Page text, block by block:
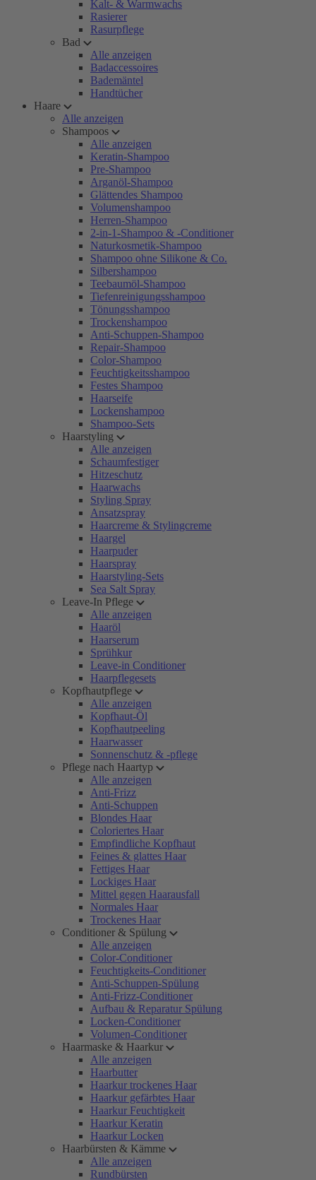
Kalt- & Warmwachs
Rasierer
Rasurpflege
Bad
Alle anzeigen
Badaccessoires
Bademäntel
Handtücher
Haare
Alle anzeigen
Shampoos
Alle anzeigen
Keratin-Shampoo
Pre-Shampoo
Arganöl-Shampoo
Glättendes Shampoo
Volumenshampoo
Herren-Shampoo
2-in-1-Shampoo & -Conditioner
Naturkosmetik-Shampoo
Shampoo ohne Silikone & Co.
Silbershampoo
Teebaumöl-Shampoo
Tiefenreinigungsshampoo
Tönungsshampoo
Trockenshampoo
Anti-Schuppen-Shampoo
Repair-Shampoo
Color-Shampoo
Feuchtigkeitsshampoo
Festes Shampoo
Haarseife
Lockenshampoo
Shampoo-Sets
Haarstyling
Alle anzeigen
Schaumfestiger
Hitzeschutz
Haarwachs
Styling Spray
Ansatzspray
Haarcreme & Stylingcreme
Haargel
Haarpuder
Haarspray
Haarstyling-Sets
Sea Salt Spray
Leave-In Pflege
Alle anzeigen
Haaröl
Haarserum
Sprühkur
Leave-in Conditioner
Haarpflegesets
Kopfhautpflege
Alle anzeigen
Kopfhaut-Öl
Kopfhautpeeling
Haarwasser
Sonnenschutz & -pflege
Pflege nach Haartyp
Alle anzeigen
Anti-Frizz
Anti-Schuppen
Blondes Haar
Coloriertes Haar
Empfindliche Kopfhaut
Feines & glattes Haar
Fettiges Haar
Lockiges Haar
Mittel gegen Haarausfall
Normales Haar
Trockenes Haar
Conditioner & Spülung
Alle anzeigen
Color-Conditioner
Feuchtigkeits-Conditioner
Anti-Schuppen-Spülung
Anti-Frizz-Conditioner
Aufbau & Reparatur Spülung
Locken-Conditioner
Volumen-Conditioner
Haarmaske & Haarkur
Alle anzeigen
Haarbutter
Haarkur trockenes Haar
Haarkur gefärbtes Haar
Haarkur Feuchtigkeit
Haarkur Keratin
Haarkur Locken
Haarbürsten & Kämme
Alle anzeigen
Rundbürsten